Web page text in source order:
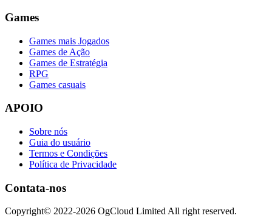
Games
Games mais Jogados
Games de Ação
Games de Estratégia
RPG
Games casuais
APOIO
Sobre nós
Guia do usuário
Termos e Condições
Política de Privacidade
Contata-nos
Copyright© 2022-2026 OgCloud Limited All right reserved.